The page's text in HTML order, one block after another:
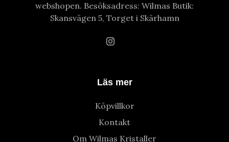
webshopen. Besöksadress: Wilmas Butik:
Skansvägen 5, Torget i Skärhamn
Läs mer
Köpvillkor
Kontakt
Om Wilmas Kristaller